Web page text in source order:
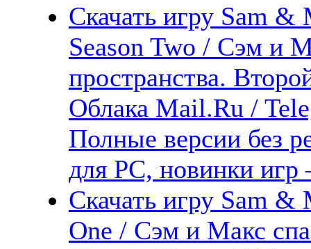
Скачать игру Sam &
Season Two / Сэм и
пространства.
Облака Mail.Ru /
Полные версии без
для PC, новинки
Скачать игру Sam &
One / Сэм и Макс